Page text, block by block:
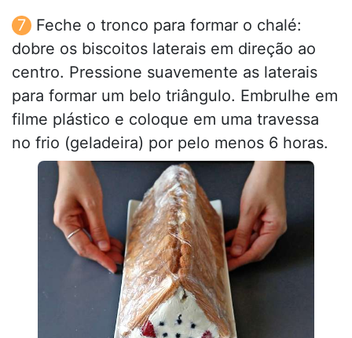
Feche o tronco para formar o chalé:
dobre os biscoitos laterais em direção ao
centro. Pressione suavemente as laterais
para formar um belo triângulo. Embrulhe em
filme plástico e coloque em uma travessa
no frio (geladeira) por pelo menos 6 horas.